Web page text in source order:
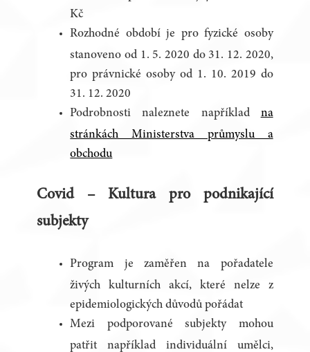
Kč
Rozhodné období je pro fyzické osoby
stanoveno od 1. 5. 2020 do 31. 12. 2020,
pro právnické osoby od 1. 10. 2019 do
31. 12. 2020
Podrobnosti naleznete například na
stránkách Ministerstva průmyslu a
obchodu
Covid – Kultura pro podnikající
subjekty
Program je zaměřen na pořadatele
živých kulturních akcí, které nelze z
epidemiologických důvodů pořádat
Mezi podporované subjekty mohou
patřit například individuální umělci,